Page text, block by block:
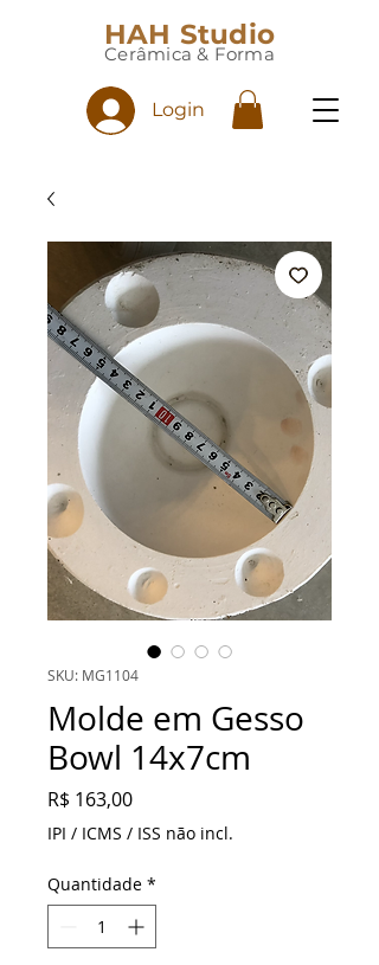
HAH Studio
Cerâmica & Forma
Login
SKU: MG1104
Molde em Gesso
Bowl 14x7cm
R$ 163,00Preço
IPI / ICMS / ISS não incl.
Quantidade *